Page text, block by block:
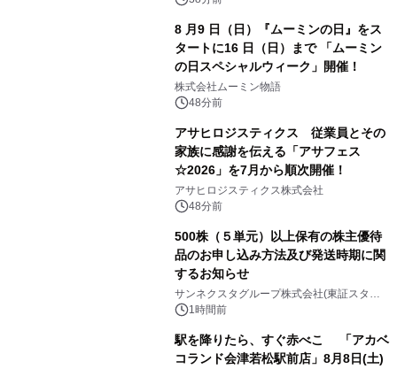
8 月9 日（日）『ムーミンの日』をス
タートに16 日（日）まで 「ムーミン
の日スペシャルウィーク」開催！
株式会社ムーミン物語
48分前
アサヒロジスティクス 従業員とその
家族に感謝を伝える「アサフェス
☆2026」を7月から順次開催！
アサヒロジスティクス株式会社
48分前
500株（５単元）以上保有の株主優待
品のお申し込み方法及び発送時期に関
するお知らせ
サンネクスタグループ株式会社(東証スタン
ダード上場 コード8945）
1時間前
駅を降りたら、すぐ赤べこ 「アカベ
コランド会津若松駅前店」8月8日(土)